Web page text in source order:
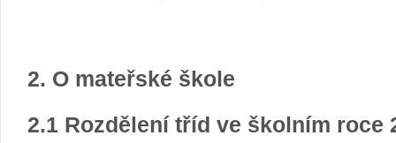
2. O mateřské škole
2.1 Rozdělení tříd ve školním roce